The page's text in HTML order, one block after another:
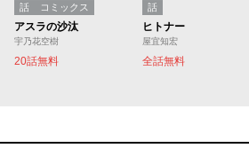
話 コミックス
アスラの沙汰
宇乃花空樹
20話無料
話
ヒトナー
屋宜知宏
全話無料